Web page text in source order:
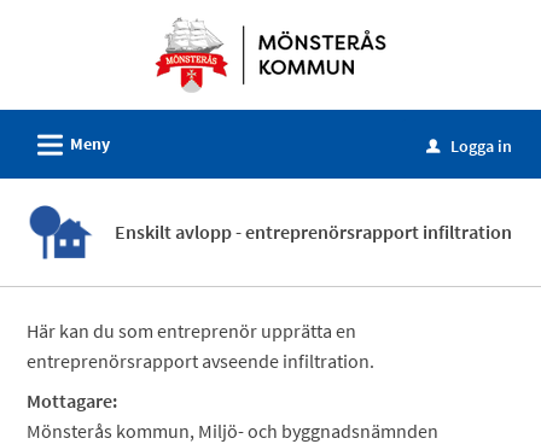
tjänster
Mönsterås
kommun
L Meny u Logga in
Enskilt avlopp - entreprenörsrapport infiltration
Här kan du som entreprenör upprätta en
entreprenörsrapport avseende infiltration.
Mottagare:
Mönsterås kommun, Miljö- och byggnadsnämnden